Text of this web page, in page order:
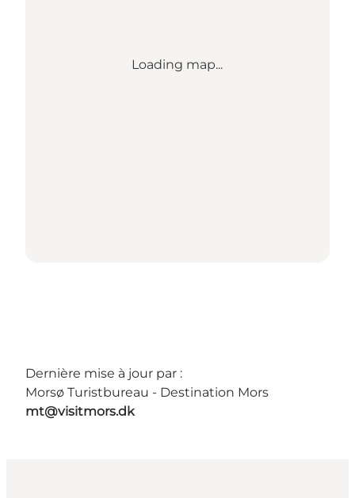
Loading map...
Dernière mise à jour par :
Morsø Turistbureau - Destination Mors
mt@visitmors.dk